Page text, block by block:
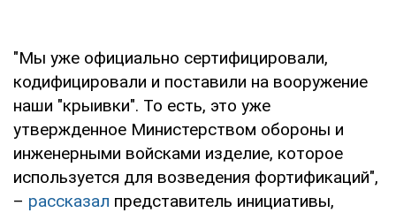
"Мы уже официально сертифицировали,
кодифицировали и поставили на вооружение
наши "крыивки". То есть, это уже
утвержденное Министерством обороны и
инженерными войсками изделие, которое
используется для возведения фортификаций",
– рассказал представитель инициативы,